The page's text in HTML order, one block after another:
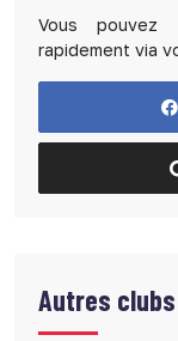
Vous
rapidement via
Autres